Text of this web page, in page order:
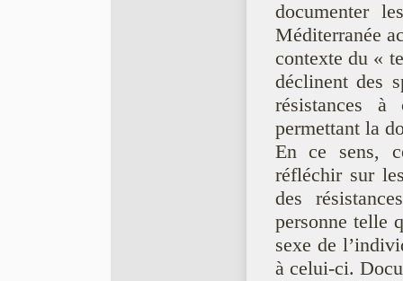
documenter
Méditerranée
contexte du «
déclinent des
résistances à
permettant la
En ce sens,
réfléchir sur
des
personne telle
sexe de
à celui-ci.